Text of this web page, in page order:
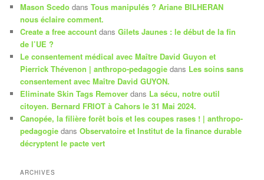
Mason Scedo dansTous manipulés ? Ariane BILHERAN
nous éclaire comment.
Create a free account dansGilets Jaunes : le début de la fin
de l’UE ?
Le consentement médical avec Maître David Guyon et
Pierrick Thévenon | anthropo-pedagogie dans Les soins sans
consentement avec Maître David GUYON.
Eliminate Skin Tags Remover dans La sécu, notre outil
citoyen. Bernard FRIOT à Cahors le 31 Mai 2024.
Canopée, la filière forêt bois et les coupes rases ! | anthropo-
pedagogie dansObservatoire et Institut de la finance durable
décryptent le pacte vert
ARCHIVES